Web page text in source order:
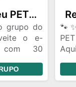
💕“
Dicas para o seu PET!!!🐶
grupo do
o e-
com 30